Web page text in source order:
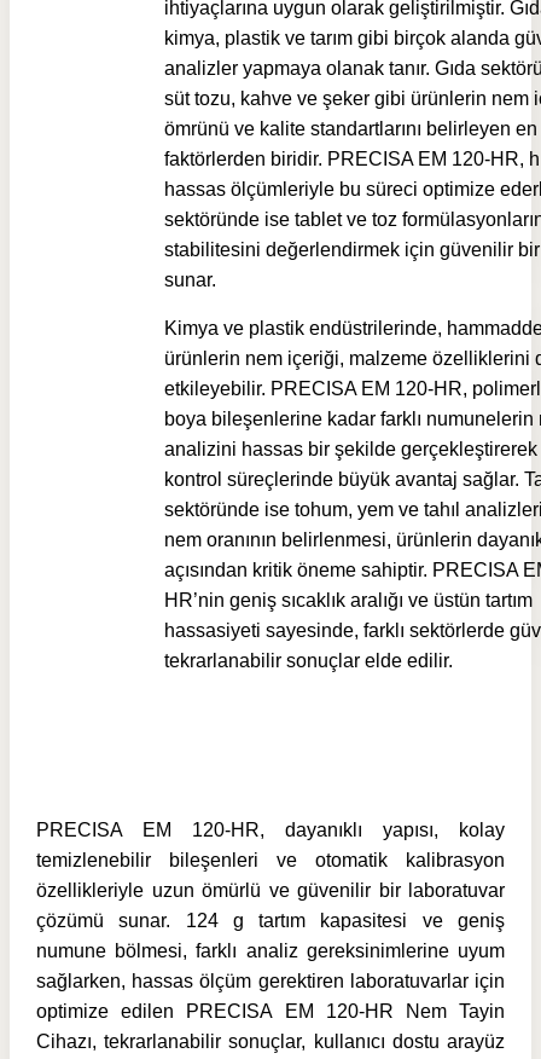
ihtiyaçlarına uygun olarak geliştirilmiştir.
kimya, plastik ve tarım gibi birçok alanda
analizler yapmaya olanak tanır. Gıda
süt tozu, kahve ve şeker gibi ürünlerin nem
ömrünü ve kalite standartlarını belirleyen
faktörlerden biridir. PRECISA EM 120-HR,
hassas ölçümleriyle bu süreci optimize
sektöründe ise tablet ve toz
stabilitesini değerlendirmek için güvenilir
sunar.
Kimya ve plastik endüstrilerinde,
ürünlerin nem içeriği, malzeme özelliklerini
etkileyebilir. PRECISA EM 120-HR,
boya bileşenlerine kadar farklı numunelerin
analizini hassas bir şekilde
kontrol süreçlerinde büyük avantaj sağlar.
sektöründe ise tohum, yem ve tahıl
nem oranının belirlenmesi, ürünlerin
açısından kritik öneme sahiptir. PRECISA
HR’nin geniş sıcaklık aralığı ve üstün tartım
hassasiyeti sayesinde, farklı sektörlerde
tekrarlanabilir sonuçlar elde edilir.
PRECISA EM 120-HR, dayanıklı yapısı, kolay
temizlenebilir bileşenleri ve otomatik kalibrasyon
özellikleriyle uzun ömürlü ve güvenilir bir laboratuvar
çözümü sunar. 124 g tartım kapasitesi ve geniş
numune bölmesi, farklı analiz gereksinimlerine uyum
sağlarken, hassas ölçüm gerektiren laboratuvarlar için
optimize edilen PRECISA EM 120-HR Nem Tayin
Cihazı, tekrarlanabilir sonuçlar, kullanıcı dostu arayüz